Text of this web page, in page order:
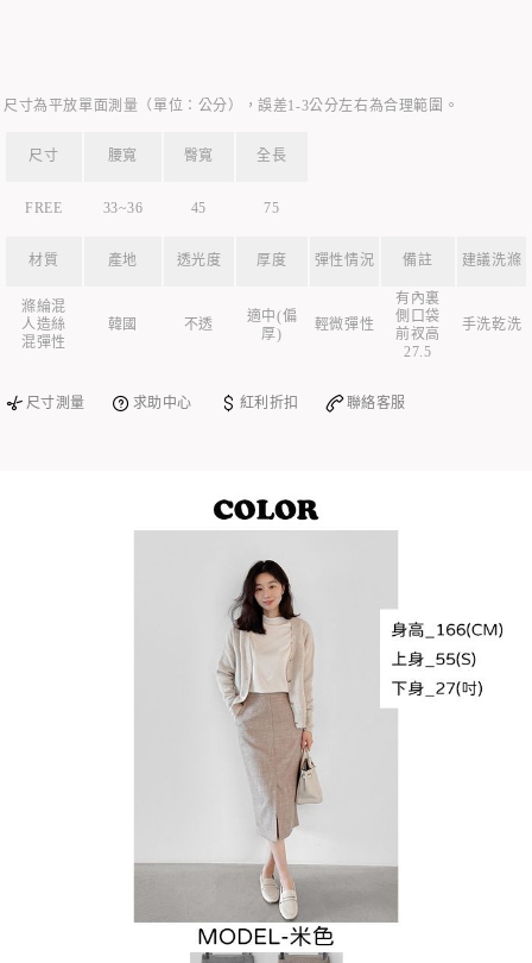
尺寸為平放單面測量（單位：公分），誤差1-3公分左右為合理範圍。
尺寸 腰寬 臀寬 全長
FREE 33~36 45 75
材質 產地 透光度 厚度 彈性情況 備註 建議洗滌
滌綸混
人造絲
混彈性
韓國 不透
適中(偏
厚)
輕微彈性
有內裏
側口袋
前衩高
27.5
手洗乾洗
尺寸測量 求助中心 紅利折扣 聯絡客服